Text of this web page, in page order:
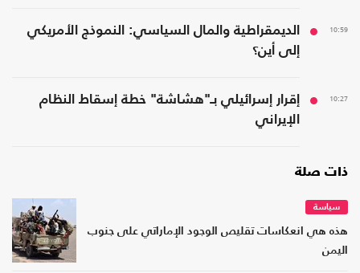
10:59
الديمقراطية والمال السياسي: النموذج الأمريكي
إلى أين؟
10:27
إقرار إسرائيلي بـ"هشاشة" خطة إسقاط النظام
الإيراني
ذات صلة
سياسة
هذه هي انعكاسات تقليص الوجود الإماراتي على جنوب
اليمن